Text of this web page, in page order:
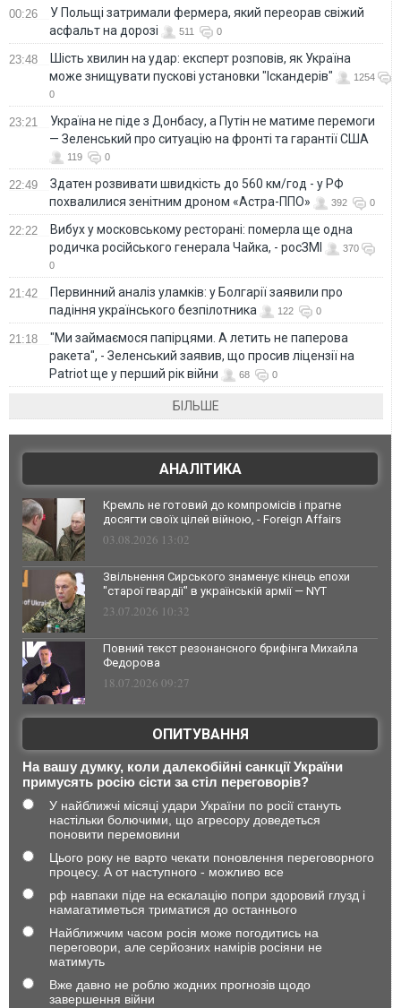
00:26
У Польщі затримали фермера, який переорав свіжий
асфальт на дорозі
511 0
23:48
Шість хвилин на удар: експерт розповів, як Україна
може знищувати пускові установки "Іскандерів"
1254
0
23:21
Україна не піде з Донбасу, а Путін не матиме перемоги
— Зеленський про ситуацію на фронті та гарантії США
119 0
22:49
Здатен розвивати швидкість до 560 км/год - у РФ
похвалилися зенітним дроном «Астра-ППО»
392 0
22:22
Вибух у московському ресторані: померла ще одна
родичка російського генерала Чайка, - росЗМІ
370
0
21:42
Первинний аналіз уламків: у Болгарії заявили про
падіння українського безпілотника
122 0
21:18
"Ми займаємося папірцями. А летить не паперова
ракета", - Зеленський заявив, що просив ліцензії на
Patriot ще у перший рік війни
68 0
БІЛЬШЕ
АНАЛІТИКА
Кремль не готовий до компромісів і прагне
досягти своїх цілей війною, - Foreign Affairs
03.08.2026 13:02
Звільнення Сирського знаменує кінець епохи
"старої гвардії" в українській армії — NYT
23.07.2026 10:32
Повний текст резонансного брифінга Михайла
Федорова
18.07.2026 09:27
ОПИТУВАННЯ
На вашу думку, коли далекобійні санкції України
примусять росію сісти за стіл переговорів?
У найближчі місяці удари України по росії стануть
настільки болючими, що агресору доведеться
поновити перемовини
Цього року не варто чекати поновлення переговорного
процесу. А от наступного - можливо все
рф навпаки піде на ескалацію попри здоровий глузд і
намагатиметься триматися до останнього
Найближчим часом росія може погодитись на
переговори, але серйозних намірів росіяни не
матимуть
Вже давно не роблю жодних прогнозів щодо
завершення війни